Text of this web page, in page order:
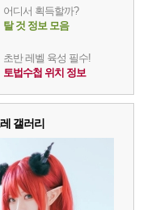
어디서 획득할까?
탈 것 정보 모음
초반 레벨 육성 필수!
토법수첩 위치 정보
갤러리